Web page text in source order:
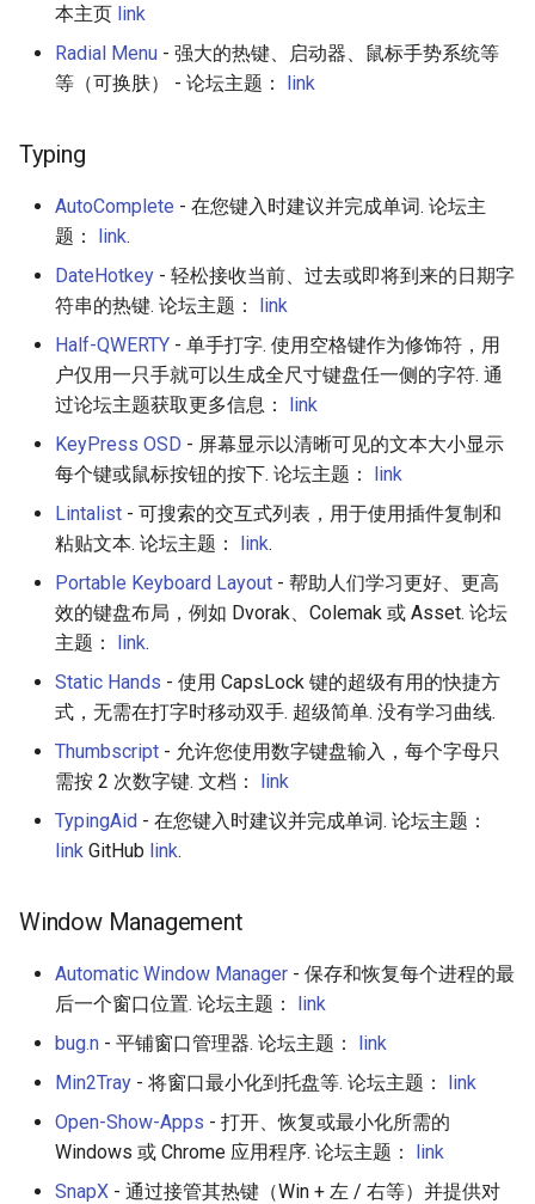
本主页 link
Radial Menu - 强大的热键、启动器、鼠标手势系统等
等（可换肤） - 论坛主题： link
Typing
AutoComplete - 在您键入时建议并完成单词. 论坛主
题： link.
DateHotkey - 轻松接收当前、过去或即将到来的日期字
符串的热键. 论坛主题： link
Half-QWERTY - 单手打字. 使用空格键作为修饰符，用
户仅用一只手就可以生成全尺寸键盘任一侧的字符. 通
过论坛主题获取更多信息： link
KeyPress OSD - 屏幕显示以清晰可见的文本大小显示
每个键或鼠标按钮的按下. 论坛主题： link
Lintalist - 可搜索的交互式列表，用于使用插件复制和
粘贴文本. 论坛主题： link.
Portable Keyboard Layout - 帮助人们学习更好、更高
效的键盘布局，例如 Dvorak、Colemak 或 Asset. 论坛
主题： link.
Static Hands - 使用 CapsLock 键的超级有用的快捷方
式，无需在打字时移动双手. 超级简单. 没有学习曲线.
Thumbscript - 允许您使用数字键盘输入，每个字母只
需按 2 次数字键. 文档： link
TypingAid - 在您键入时建议并完成单词. 论坛主题：
link GitHub link.
Window Management
Automatic Window Manager - 保存和恢复每个进程的最
后一个窗口位置. 论坛主题： link
bug.n - 平铺窗口管理器. 论坛主题： link
Min2Tray - 将窗口最小化到托盘等. 论坛主题： link
Open-Show-Apps - 打开、恢复或最小化所需的
Windows 或 Chrome 应用程序. 论坛主题： link
SnapX - 通过接管其热键（Win + 左 / 右等）并提供对